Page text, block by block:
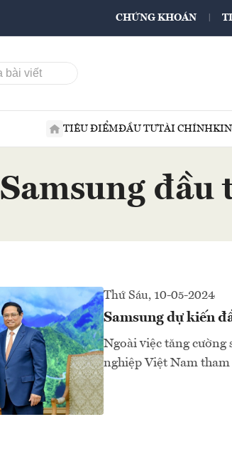
CHỨNG KHOÁN
TIÊU ĐIỂMĐẦU TƯTÀI CHÍNH
Samsung đầu
Thứ Sáu, 10-05-2024
Samsung dự kiến
Ngoài việc tăng cường
nghiệp Việt Nam